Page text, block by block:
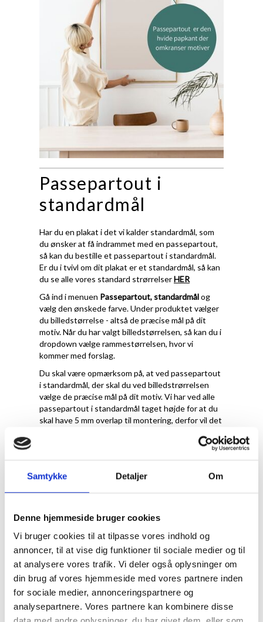
Samtykke Detaljer Om
Denne hjemmeside bruger cookies
Vi bruger cookies til at tilpasse vores indhold og
annoncer, til at vise dig funktioner til sociale medier og til
at analysere vores trafik. Vi deler også oplysninger om
din brug af vores hjemmeside med vores partnere inden
for sociale medier, annonceringspartnere og
analysepartnere. Vores partnere kan kombinere disse
Passepartout i
standardmål
Har du en plakat i det vi kalder standardmål, som
du ønsker at få indrammet med en passepartout,
så kan du bestille et passepartout i standardmål.
Er du i tvivl om dit plakat er et standardmål, så kan
du se alle vores standard strørrelserHER
Gå ind i menuen Passepartout, standardmålog
vælg den ønskede farve. Under produktet vælger
du billedstørrelse - altså de præcise mål på dit
motiv. Når du har valgt billedstørrelsen, så kan du i
dropdown vælge rammestørrelsen, hvor vi
kommer med forslag.
Du skal være opmærksom på, at ved passepartout
i standardmål, der skal du ved billedstrørrelsen
vælge de præcise mål på dit motiv. Vi har ved alle
passepartout i standardmål taget højde for at du
skal have 5 mm overlap til montering, derfor vil det
Hvilken farve